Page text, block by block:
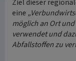
Ziel dieser
eine
möglich an Ort
verwendet und
Abfallstoffen zu